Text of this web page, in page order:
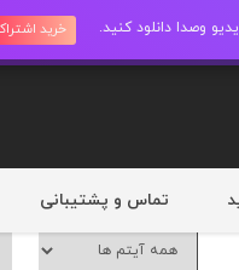
خرید
تماس و پشتیبانی